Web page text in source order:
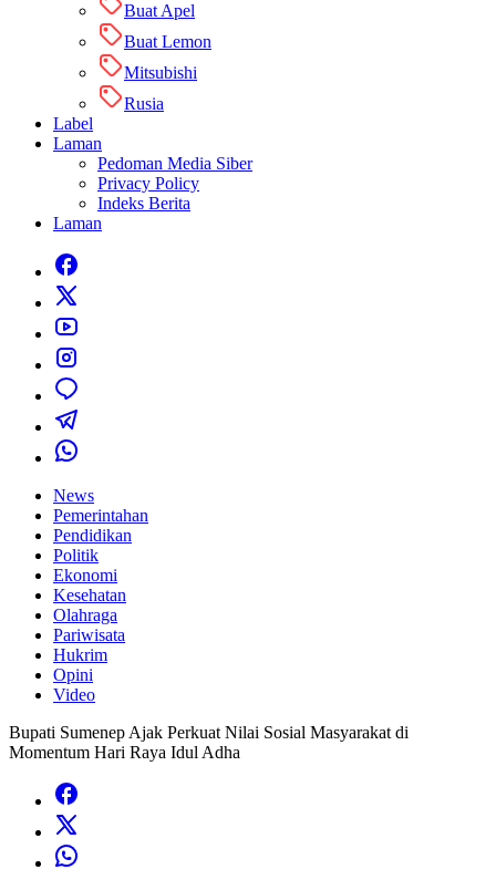
Buat Apel
Buat Lemon
Mitsubishi
Rusia
Label
Laman
Pedoman Media Siber
Privacy Policy
Indeks Berita
Laman
News
Pemerintahan
Pendidikan
Politik
Ekonomi
Kesehatan
Olahraga
Pariwisata
Hukrim
Opini
Video
Bupati Sumenep Ajak Perkuat Nilai Sosial Masyarakat di
Momentum Hari Raya Idul Adha